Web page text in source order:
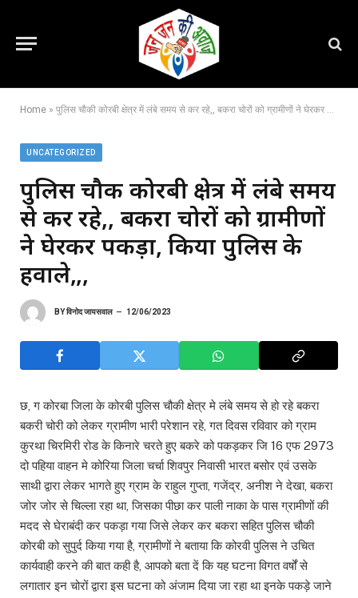
Home » पुलिस चौकी कोरबी क्षेत्र में लंबे समय से कर रहे,, बकरा चोरों को ग्रामीणों ने घेरकर पकड़ा, किया पुलिस के हवाले,,,
UNCATEGORIZED
पुलिस चौकी कोरबी क्षेत्र में लंबे समय
से कर रहे,, बकरा चोरों को ग्रामीणों
ने घेरकर पकड़ा, किया पुलिस के
हवाले,,,
BYविनोद जायसवाल 12/06/2023
छ, ग कोरबा जिला के कोरबी पुलिस चौकी क्षेत्र मे लंबे समय से हो रहे बकरा
बकरी चोरी को लेकर ग्रामीण भारी परेशान रहे, गत दिवस रविवार को ग्राम
कुरथा चिरमिरी रोड के किनारे चरते हुए बकरे को पकड़कर जि 16 एफ 2973
दो पहिया वाहन मे कोरिया जिला चर्चा शिवपुर निवासी भारत बसोर एवं उसके
साथी द्वारा लेकर भागते हुए ग्राम के राहुल गुप्ता, गजेंद्र, अनीश ने देखा, बकरा
जोर जोर से चिल्ला रहा था, जिसका पीछा कर पाली नाका के पास ग्रामीणों की
मदद से घेराबंदी कर पकड़ा गया जिसे लेकर कर बकरा सहित पुलिस चौकी
कोरबी को सुपुर्द किया गया है, ग्रामीणों ने बताया कि कोरवी पुलिस ने उचित
कार्यवाही करने की बात कही है, आपको बता दें कि यह घटना विगत वर्षों से
लगातार इन चोरों द्वारा इस घटना को अंजाम दिया जा रहा था इनके पकड़े जाने